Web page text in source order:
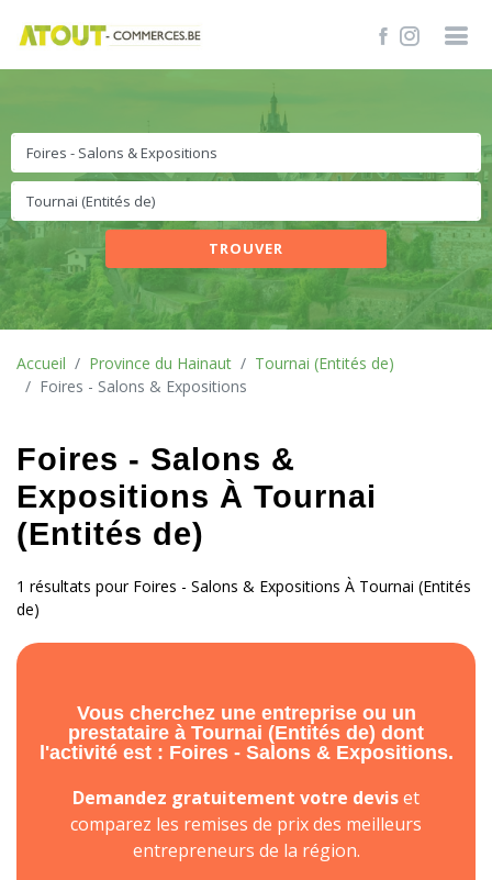
TROUVER
Accueil Province du Hainaut
Tournai (Entités de)
Foires - Salons & Expositions
Foires - Salons &
Expositions À Tournai
(Entités de)
1 résultats pour Foires - Salons & Expositions À Tournai (Entités
de)
Vous cherchez une entreprise ou un
prestataire à Tournai (Entités de) dont
l'activité est : Foires - Salons & Expositions.
Demandez gratuitement votre deviset
comparez les remises de prix des meilleurs
entrepreneurs de la région.